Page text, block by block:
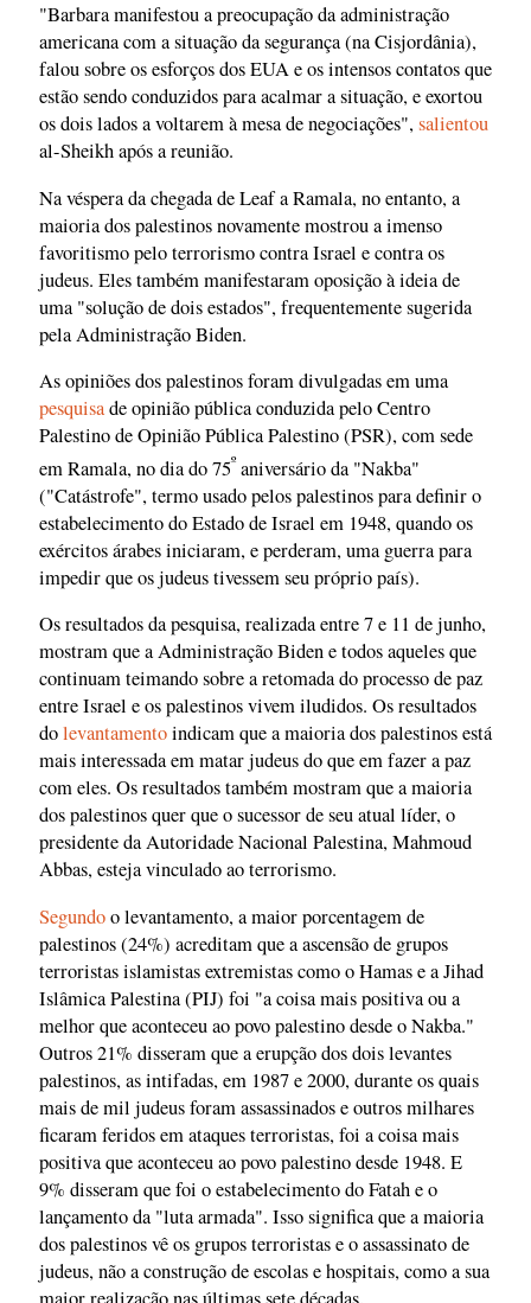
"Barbara manifestou a preocupação da administração
americana com a situação da segurança (na Cisjordânia),
falou sobre os esforços dos EUA e os intensos contatos que
estão sendo conduzidos para acalmar a situação, e exortou
os dois lados a voltarem à mesa de negociações",salientou
al-Sheikh após a reunião.
Na véspera da chegada de Leaf a Ramala, no entanto, a
maioria dos palestinos novamente mostrou a imenso
favoritismo pelo terrorismo contra Israel e contra os
judeus. Eles também manifestaram oposição à ideia de
uma "solução de dois estados", frequentemente sugerida
pela Administração Biden.
As opiniões dos palestinos foram divulgadas em uma
pesquisade opinião pública conduzida pelo Centro
Palestino de Opinião Pública Palestino (PSR), com sede
em Ramala, no dia do 75ºaniversário da "Nakba"
("Catástrofe", termo usado pelos palestinos para definir o
estabelecimento do Estado de Israel em 1948, quando os
exércitos árabes iniciaram, e perderam, uma guerra para
impedir que os judeus tivessem seu próprio país).
Os resultados da pesquisa, realizada entre 7 e 11 de junho,
mostram que a Administração Biden e todos aqueles que
continuam teimando sobre a retomada do processo de paz
entre Israel e os palestinos vivem iludidos. Os resultados
dolevantamentoindicam que a maioria dos palestinos está
mais interessada em matar judeus do que em fazer a paz
com eles. Os resultados também mostram que a maioria
dos palestinos quer que o sucessor de seu atual líder, o
presidente da Autoridade Nacional Palestina, Mahmoud
Abbas, esteja vinculado ao terrorismo.
Segundoo levantamento, a maior porcentagem de
palestinos (24%) acreditam que a ascensão de grupos
terroristas islamistas extremistas como o Hamas e a Jihad
Islâmica Palestina (PIJ) foi "a coisa mais positiva ou a
melhor que aconteceu ao povo palestino desde o Nakba."
Outros 21% disseram que a erupção dos dois levantes
palestinos, as intifadas, em 1987 e 2000, durante os quais
mais de mil judeus foram assassinados e outros milhares
ficaram feridos em ataques terroristas, foi a coisa mais
positiva que aconteceu ao povo palestino desde 1948. E
9% disseram que foi o estabelecimento do Fatah e o
lançamento da "luta armada". Isso significa que a maioria
dos palestinos vê os grupos terroristas e o assassinato de
judeus, não a construção de escolas e hospitais, como a sua